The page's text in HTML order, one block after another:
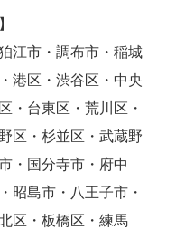
江市・調布市・稲城
港区・渋谷区・中央
・台東区・荒川区・
区・杉並区・武蔵野
・国分寺市・府中
昭島市・八王子市・
区・板橋区・練馬